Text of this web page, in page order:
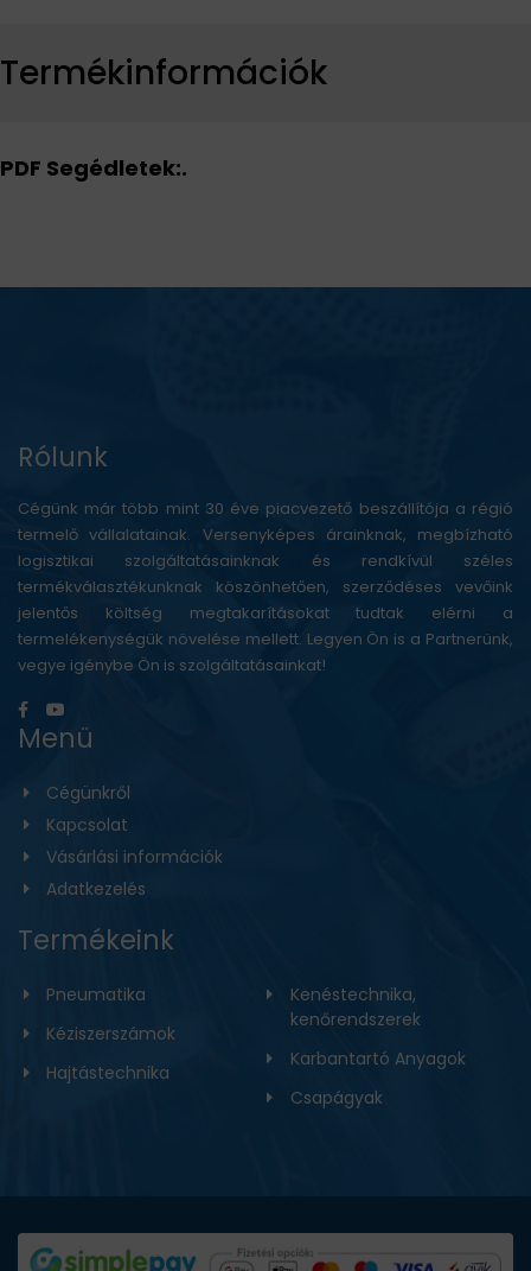
Termékinformációk
PDF Segédletek:.
Rólunk
Cégünk már több mint 30 éve piacvezető beszállítója a régió
termelő vállalatainak. Versenyképes árainknak, megbízható
logisztikai szolgáltatásainknak és rendkívül széles
termékválasztékunknak köszönhetően, szerződéses vevőink
jelentős költség megtakarításokat tudtak elérni a
termelékenységük növelése mellett. Legyen Ön is a Partnerünk,
vegye igénybe Ön is szolgáltatásainkat!
Menü
Cégünkről
Kapcsolat
Vásárlási információk
Adatkezelés
Termékeink
Pneumatika
Kéziszerszámok
Hajtástechnika
Kenéstechnika,
kenőrendszerek
Karbantartó Anyagok
Csapágyak